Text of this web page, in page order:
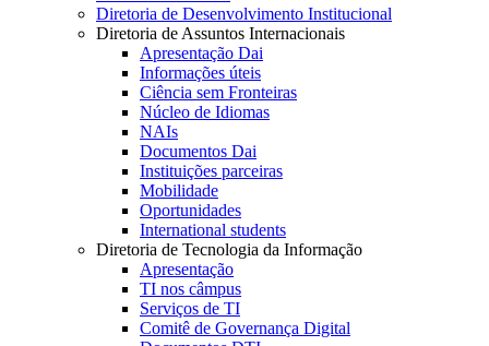
Diretoria de Desenvolvimento Institucional
Diretoria de Assuntos Internacionais
Apresentação Dai
Informações úteis
Ciência sem Fronteiras
Núcleo de Idiomas
NAIs
Documentos Dai
Instituições parceiras
Mobilidade
Oportunidades
International students
Diretoria de Tecnologia da Informação
Apresentação
TI nos câmpus
Serviços de TI
Comitê de Governança Digital